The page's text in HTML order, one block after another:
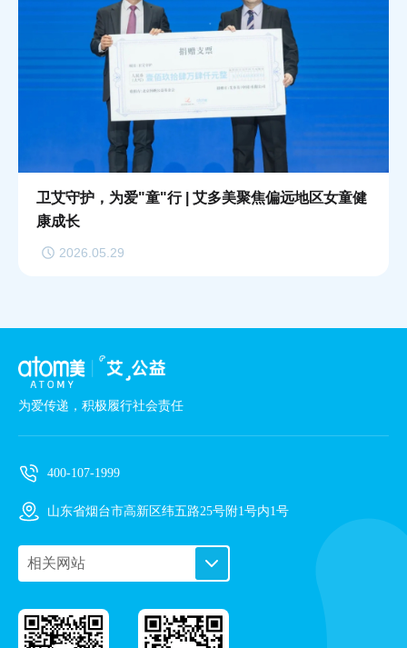
卫艾守护，为爱"童"行 | 艾多美聚焦偏远地区女童健
康成长
2026.05.29
为爱传递，积极履行社会责任
400-107-1999
山东省烟台市高新区纬五路25号附1号内1号
相关网站
手机艾购商城